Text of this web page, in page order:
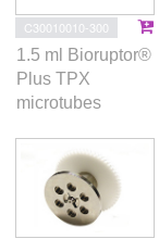
C30010010-300
1.5 ml Bioruptor®
Plus TPX
microtubes